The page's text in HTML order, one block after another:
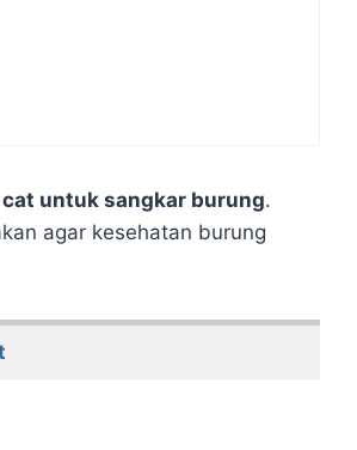
cat untuk sangkar burung.
agar kesehatan burung